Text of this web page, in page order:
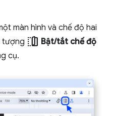
màn hình và chế độ hai
tượng devices_fold Bật/tắt chế độ
cụ.